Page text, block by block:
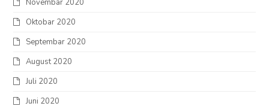
Novembar 2020
Oktobar 2020
Septembar 2020
August 2020
Juli 2020
Juni 2020